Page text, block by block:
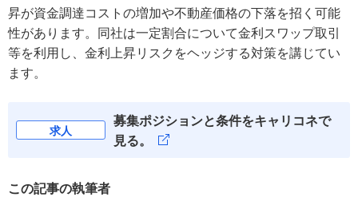
昇が資金調達コストの増加や不動産価格の下落を招く可能
性があります。同社は一定割合について金利スワップ取引
等を利用し、金利上昇リスクをヘッジする対策を講じてい
ます。
求人
募集ポジションと条件をキャリコネで
見る。
この記事の執筆者